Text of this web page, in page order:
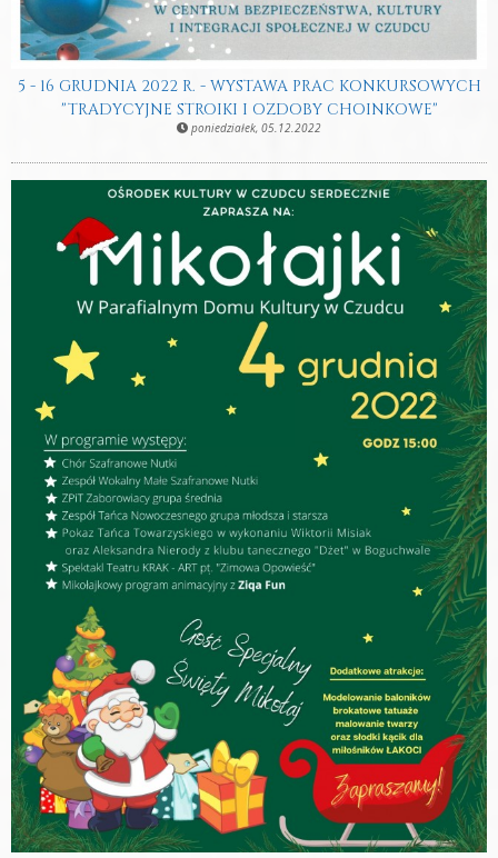
5 - 16 GRUDNIA 2022 R. - WYSTAWA PRAC KONKURSOWYCH
"TRADYCYJNE STROIKI I OZDOBY CHOINKOWE"
poniedziałek, 05.12.2022